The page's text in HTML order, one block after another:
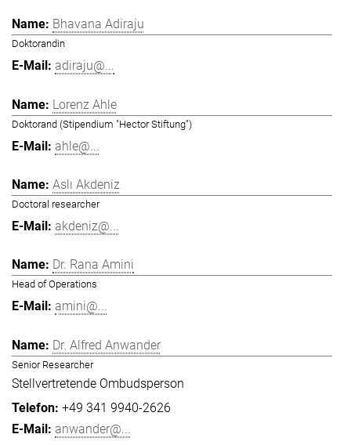
Bhavana Adiraju
Doktorandin
adiraju@...
Lorenz Ahle
Doktorand (Stipendium "Hector Stiftung")
ahle@...
Aslı Akdeniz
Doctoral researcher
akdeniz@...
Dr. Rana Amini
Head of Operations
amini@...
Dr. Alfred Anwander
Senior Researcher
Stellvertretende Ombudsperson
+49 341 9940-2626
anwander@...